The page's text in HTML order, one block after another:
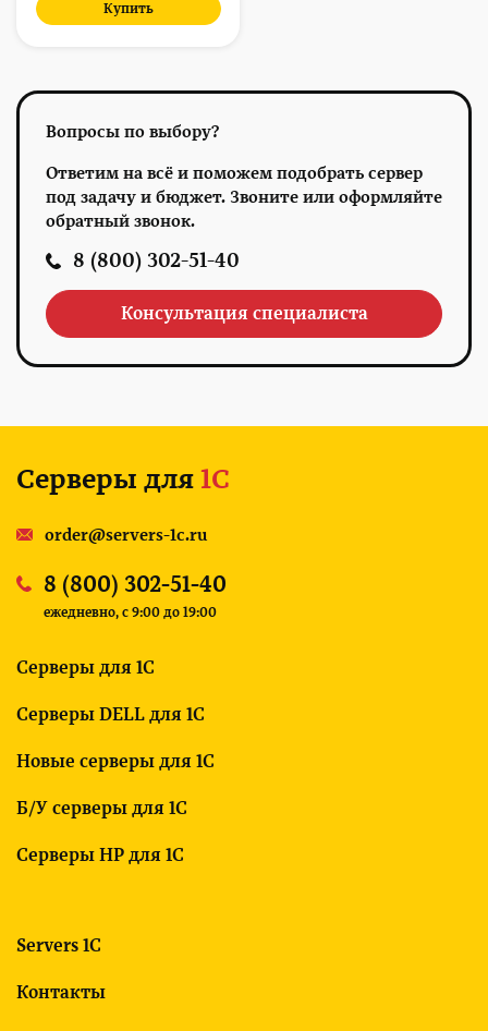
Купить
Вопросы по выбору?
Ответим на всё и поможем подобрать сервер
под задачу и бюджет. Звоните или оформляйте
обратный звонок.
8 (800) 302-51-40
Консультация специалиста
Серверы для 1С
Серверы DELL для 1С
Новые серверы для 1С
Б/У серверы для 1С
Серверы HP для 1С
Servers 1C
Контакты
Серверы для 1С
order@servers-1c.ru
8 (800) 302-51-40
ежедневно, c 9:00 до 19:00